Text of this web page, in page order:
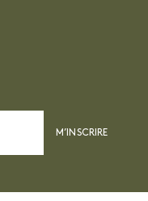
M’INSCRIRE